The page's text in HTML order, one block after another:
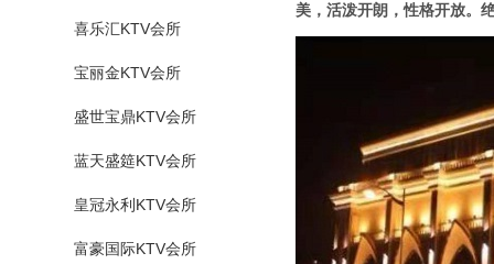
喜乐汇KTV会所
宝丽金KTV会所
盛世宝鼎KTV会所
蓝天盛筵KTV会所
皇冠永利KTV会所
富豪国际KTV会所
美，活泼开朗，性格开放。